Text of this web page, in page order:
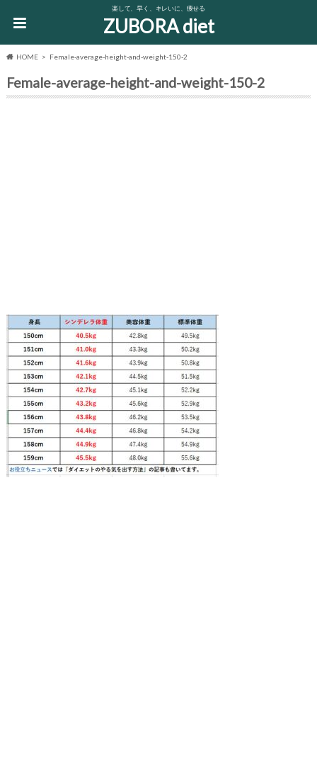
楽して、早く、キレいに、痩せる
ZUBORA diet
HOME Female-average-height-and-weight-150-2
Female-average-height-and-weight-150-2